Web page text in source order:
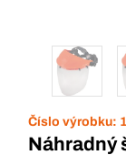
Číslo výrobku:
Náhradný